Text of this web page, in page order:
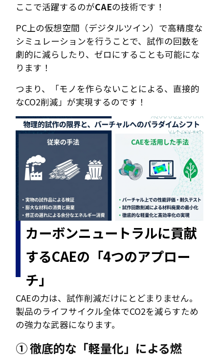
ここで活躍するのがCAEの技術です！
PC上の仮想空間（デジタルツイン）で高精度な
シミュレーションを行うことで、試作の回数を
劇的に減らしたり、ゼロにすることも可能にな
ります！
つまり、「モノを作らないことによる、直接的
なCO2削減」が実現するのです！
カーボンニュートラルに貢献
するCAEの「4つのアプロー
チ」
CAEの力は、試作削減だけにとどまりません。
製品のライフサイクル全体でCO2を減らすため
の強力な武器になります。
① 徹底的な「軽量化」による燃